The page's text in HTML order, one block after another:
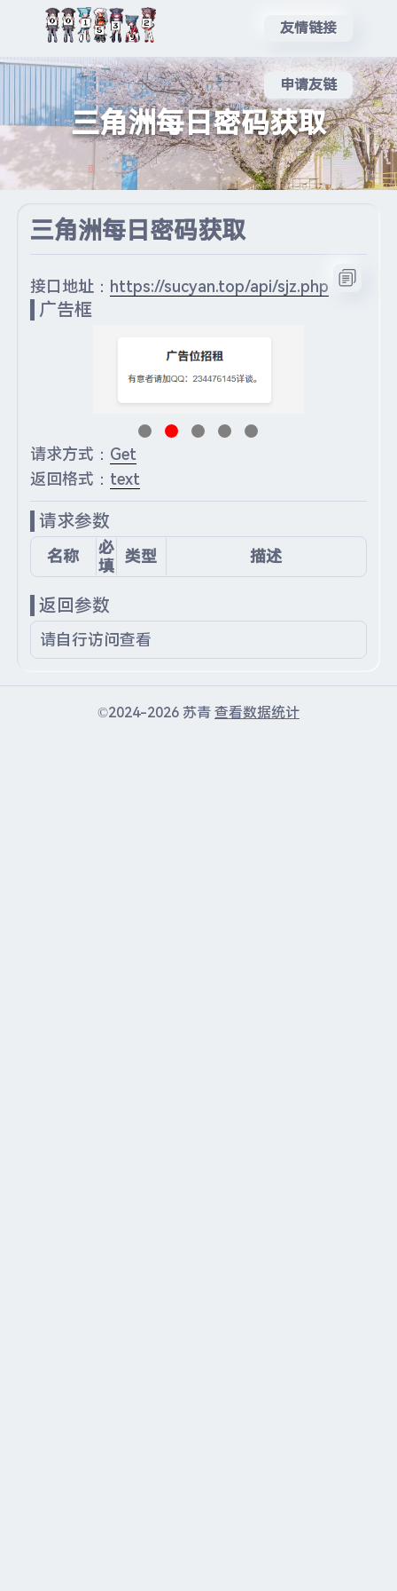
友情链接
申请友链
三角洲每日密码获取
三角洲每日密码获取
接口地址： https://sucyan.top/api/sjz.php
广告框
请求方式： Get
返回格式： text
请求参数
名称
必
填
类型 描述
返回参数
请自行访问查看
©2024-2026 苏青 查看数据统计